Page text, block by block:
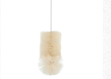
カートへ進む